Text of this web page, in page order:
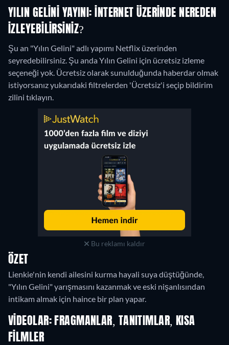
YILIN GELINI YAYINI: İNTERNET ÜZERINDE NEREDEN
IZLEYEBILIRSINIZ?
Şu an "Yılın Gelini" adlı yapımı Netflix üzerinden
seyredebilirsiniz. Şu anda Yılın Gelini için ücretsiz izleme
seçeneği yok. Ücretsiz olarak sunulduğunda haberdar olmak
istiyorsanız yukarıdaki filtrelerden 'Ücretsiz'i seçip bildirim
zilini tıklayın.
Bu reklamı kaldır
ÖZET
Lienkie'nin kendi ailesini kurma hayali suya düştüğünde,
"Yılın Gelini" yarışmasını kazanmak ve eski nişanlısından
intikam almak için haince bir plan yapar.
VIDEOLAR: FRAGMANLAR, TANITIMLAR, KISA
FILMLER